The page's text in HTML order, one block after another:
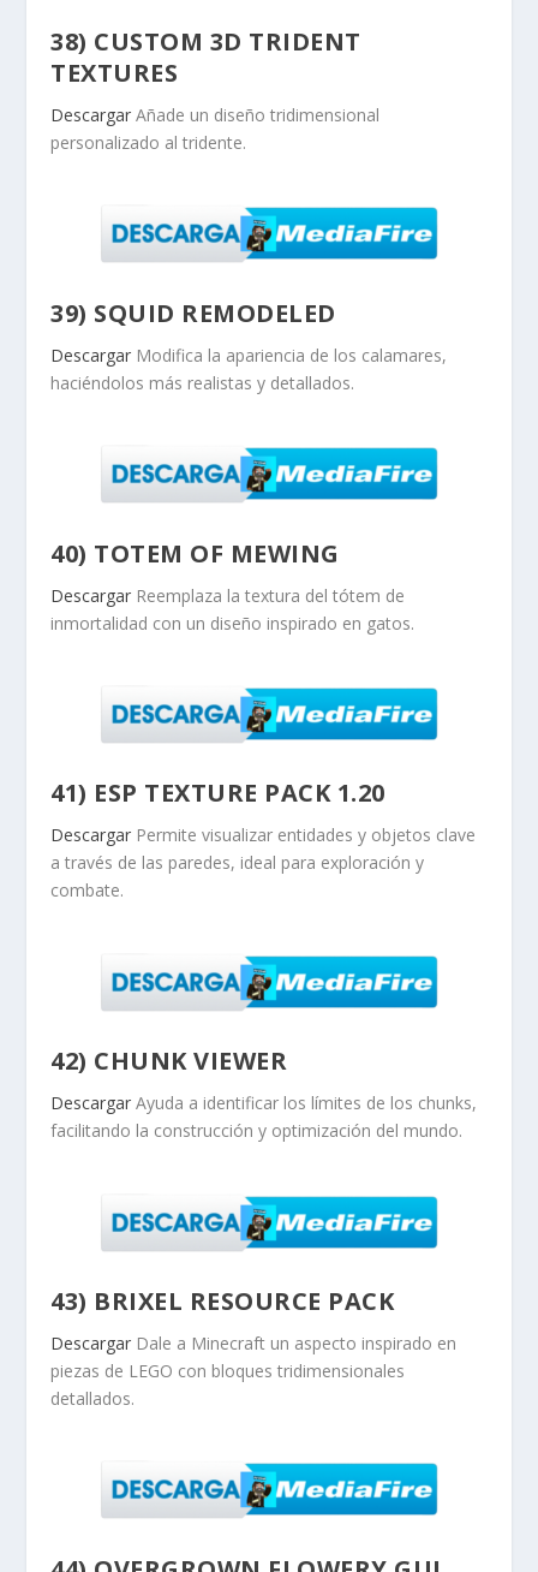
38) CUSTOM 3D TRIDENT
TEXTURES
Descargar Añade un diseño tridimensional
personalizado al tridente.
39) SQUID REMODELED
Descargar Modifica la apariencia de los calamares,
haciéndolos más realistas y detallados.
40) TOTEM OF MEWING
Descargar Reemplaza la textura del tótem de
inmortalidad con un diseño inspirado en gatos.
41) ESP TEXTURE PACK 1.20
Descargar Permite visualizar entidades y objetos clave
a través de las paredes, ideal para exploración y
combate.
42) CHUNK VIEWER
Descargar Ayuda a identificar los límites de los chunks,
facilitando la construcción y optimización del mundo.
43) BRIXEL RESOURCE PACK
Descargar Dale a Minecraft un aspecto inspirado en
piezas de LEGO con bloques tridimensionales
detallados.